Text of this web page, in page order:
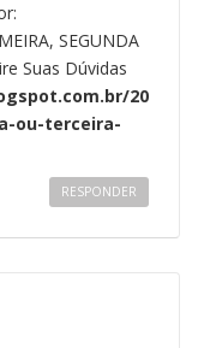
SEGUNDA
Suas Dúvidas
20
ou-terceira-
RESPONDER